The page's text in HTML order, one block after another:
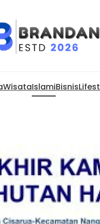
WisataIslamiBisnis